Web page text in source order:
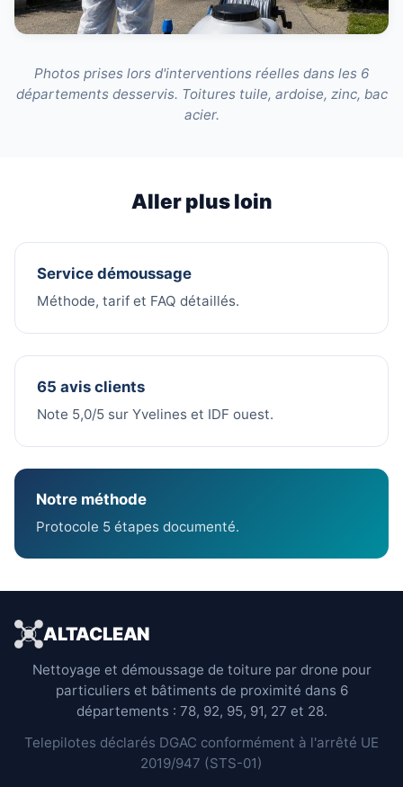
Photos prises lors d'interventions réelles dans les 6
départements desservis. Toitures tuile, ardoise, zinc, bac
acier.
Aller plus loin
Service démoussage
Méthode, tarif et FAQ détaillés.
65 avis clients
Note 5,0/5 sur Yvelines et IDF ouest.
Notre méthode
Protocole 5 étapes documenté.
ALTACLEAN
Nettoyage et démoussage de toiture par drone pour
particuliers et bâtiments de proximité dans 6
départements : 78, 92, 95, 91, 27 et 28.
Telepilotes déclarés DGAC conformément à l'arrêté UE
2019/947 (STS-01)